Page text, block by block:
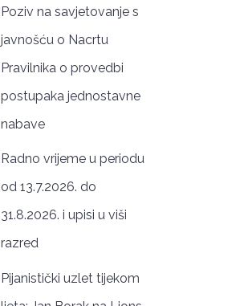
Poziv na savjetovanje s
javnošću o Nacrtu
Pravilnika o provedbi
postupaka jednostavne
nabave
Radno vrijeme u periodu
od 13.7.2026. do
31.8.2026. i upisi u viši
razred
Pijanistički uzlet tijekom